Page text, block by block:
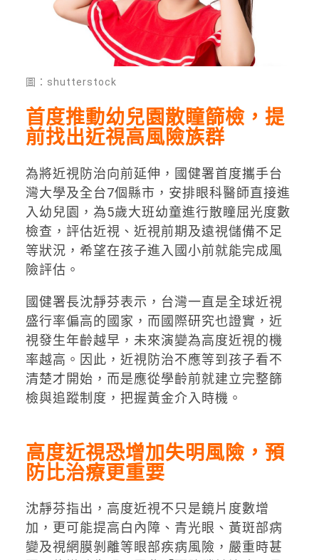
圖：shutterstock
首度推動幼兒園散瞳篩檢，提
前找出近視高風險族群
為將近視防治向前延伸，國健署首度攜手台
灣大學及全台7個縣市，安排眼科醫師直接進
入幼兒園，為5歲大班幼童進行散瞳屈光度數
檢查，評估近視、近視前期及遠視儲備不足
等狀況，希望在孩子進入國小前就能完成風
險評估。
國健署長沈靜芬表示，台灣一直是全球近視
盛行率偏高的國家，而國際研究也證實，近
視發生年齡越早，未來演變為高度近視的機
率越高。因此，近視防治不應等到孩子看不
清楚才開始，而是應從學齡前就建立完整篩
檢與追蹤制度，把握黃金介入時機。
高度近視恐增加失明風險，預
防比治療更重要
沈靜芬指出，高度近視不只是鏡片度數增
加，更可能提高白內障、青光眼、黃斑部病
變及視網膜剝離等眼部疾病風險，嚴重時甚